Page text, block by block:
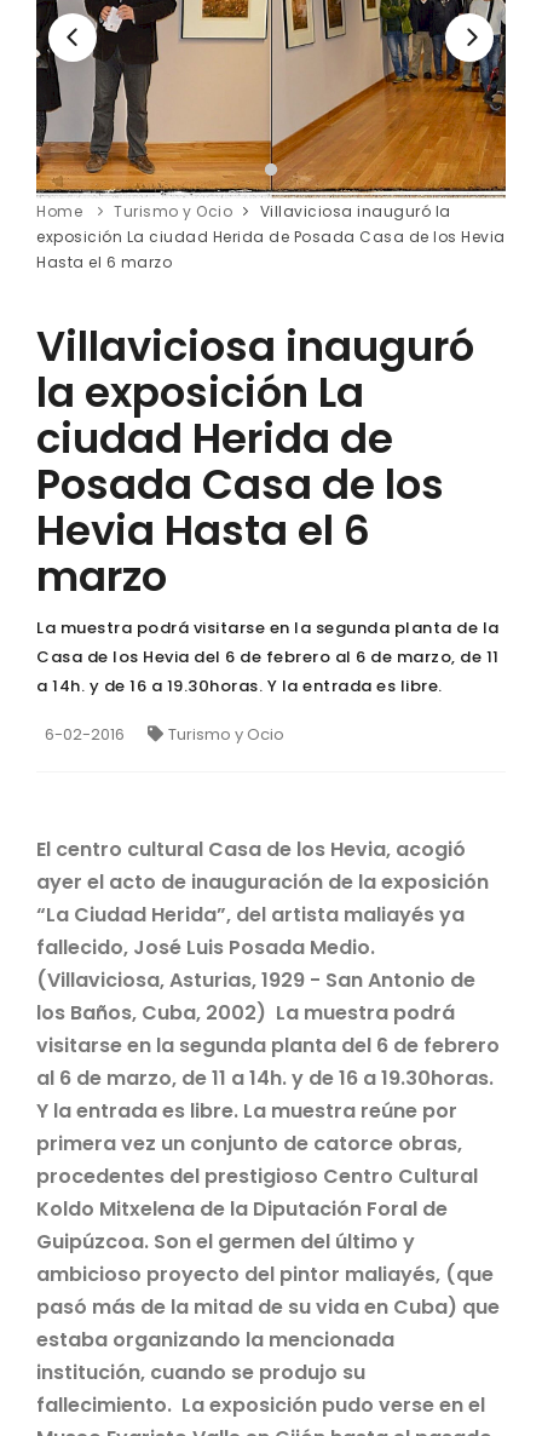
Home Turismo y Ocio
Villaviciosa inauguró la
exposición La ciudad Herida de Posada Casa de los Hevia
Hasta el 6 marzo
Villaviciosa inauguró
la exposición La
ciudad Herida de
Posada Casa de los
Hevia Hasta el 6
marzo
La muestra podrá visitarse en la segunda planta de la
Casa de los Hevia del 6 de febrero al 6 de marzo, de 11
a 14h. y de 16 a 19.30horas. Y la entrada es libre.
6-02-2016 Turismo y Ocio
El centro cultural Casa de los Hevia, acogió
ayer el acto de inauguración de la exposición
“La Ciudad Herida”, del artista maliayés ya
fallecido, José Luis Posada Medio.
(Villaviciosa, Asturias, 1929 - San Antonio de
los Baños, Cuba, 2002) La muestra podrá
visitarse en la segunda planta del 6 de febrero
al 6 de marzo, de 11 a 14h. y de 16 a 19.30horas.
Y la entrada es libre. La muestra reúne por
primera vez un conjunto de catorce obras,
procedentes del prestigioso Centro Cultural
Koldo Mitxelena de la Diputación Foral de
Guipúzcoa. Son el germen del último y
ambicioso proyecto del pintor maliayés, (que
pasó más de la mitad de su vida en Cuba) que
estaba organizando la mencionada
institución, cuando se produjo su
fallecimiento. La exposición pudo verse en el